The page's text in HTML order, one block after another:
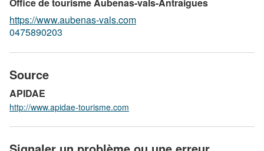
Office de tourisme Aubenas-vals-Antraigues
https://www.aubenas-vals.com
0475890203
Source
APIDAE
http://www.apidae-tourisme.com